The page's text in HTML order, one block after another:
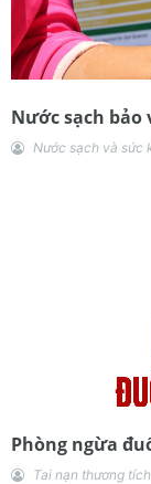
Nước sạch bảo
Nước sạch và sức
Phòng ngừa
Tai nạn thương tích